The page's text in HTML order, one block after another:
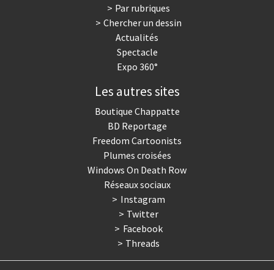
Un monde de foot
Par rubriques
Chercher un dessin
Actualités
Spectacle
Expo 360°
Les autres sites
Boutique Chappatte
BD Reportage
Freedom Cartoonists
Plumes croisées
Windows On Death Row
Réseaux sociaux
Instagram
Twitter
Facebook
Threads